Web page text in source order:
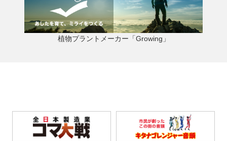
植物プラントメーカー「Growing」